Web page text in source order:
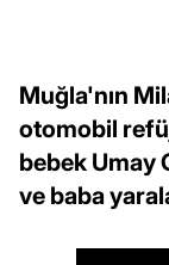
Muğla'nın
otomobil
bebek Umay
ve baba